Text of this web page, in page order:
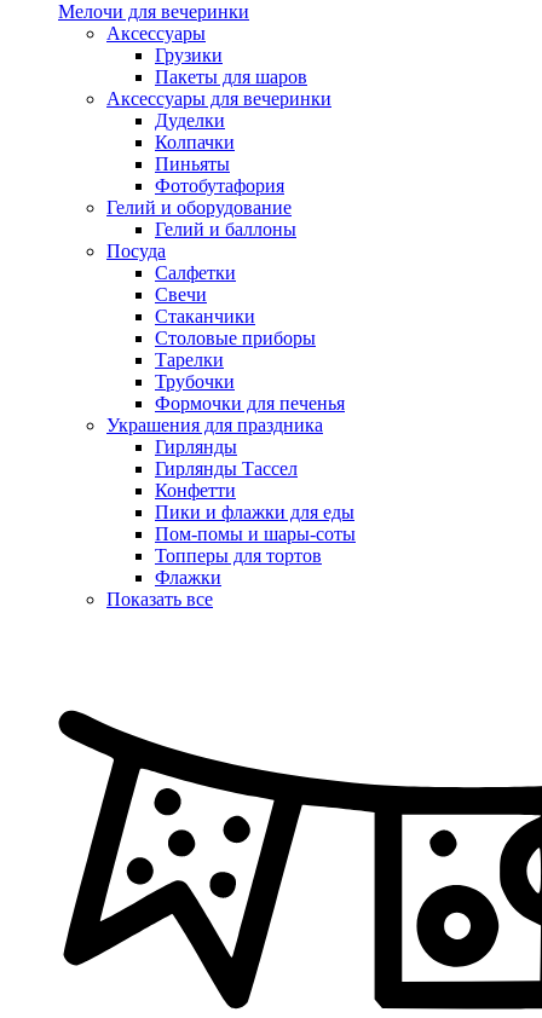
Мелочи для вечеринки
Аксессуары
Грузики
Пакеты для шаров
Аксессуары для вечеринки
Дуделки
Колпачки
Пиньяты
Фотобутафория
Гелий и оборудование
Гелий и баллоны
Посуда
Салфетки
Свечи
Стаканчики
Столовые приборы
Тарелки
Трубочки
Формочки для печенья
Украшения для праздника
Гирлянды
Гирлянды Тассел
Конфетти
Пики и флажки для еды
Пом-помы и шары-соты
Топперы для тортов
Флажки
Показать все